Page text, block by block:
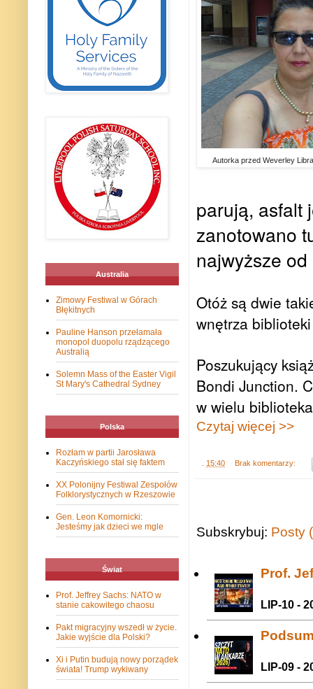
Autorka przed Weverley
parują, asfalt
zanotowano
najwyższe
Otóż są dwie
wnętrza
Poszukujący
Bondi Junction.
w wielu
Czytaj więcej >>
15:40 Brak komentarzy:
Subskrybuj: Posty
Prof.
LIP-10 -
LIP-09 -
Australia
Zimowy Festiwal w Górach
Błękitnych
Pauline Hanson przełamała
monopol duopolu rządzącego
Australią
Solemn Mass of the Easter Vigil
St Mary's Cathedral Sydney
Polska
Rozłam w partii Jarosława
Kaczyńskiego stał się faktem
XX Polonijny Festiwal Zespołów
Folklorystycznych w Rzeszowie
Gen. Leon Komornicki:
Jesteśmy jak dzieci we mgle
Świat
Prof. Jeffrey Sachs: NATO w
stanie cakowitego chaosu
Pakt migracyjny wszedł w życie.
Jakie wyjście dla Polski?
Xi i Putin budują nowy porządek
świata! Trump wykiwany